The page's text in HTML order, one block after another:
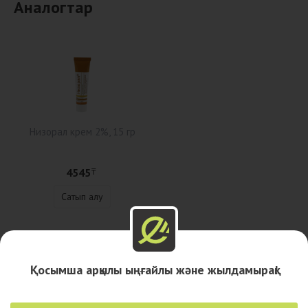
Аналогтар
4545₸
Сатып алу
Қосымша арқылы ыңғайлы және жылдамырақ!